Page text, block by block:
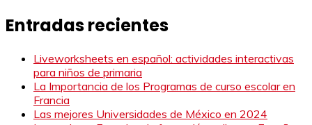
Entradas recientes
Liveworksheets en español: actividades interactivas
para niños de primaria
La Importancia de los Programas de curso escolar en
Francia
Las mejores Universidades de México en 2024